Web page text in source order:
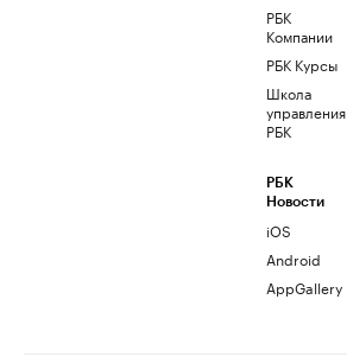
РБК
Компании
РБК Курсы
Школа
управления
РБК
РБК
Новости
iOS
Android
AppGallery